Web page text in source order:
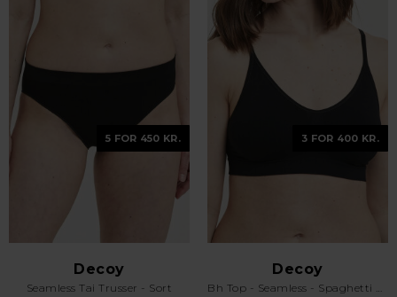
5 FOR 450 KR.
Decoy
Seamless Tai Trusser - Sort
3 FOR 400 KR.
Decoy
Bh Top - Seamless - Spaghetti Stropper - Sort